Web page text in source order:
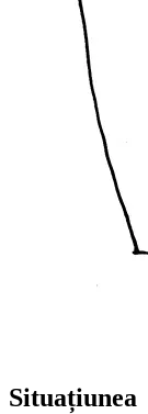
Situațiunea